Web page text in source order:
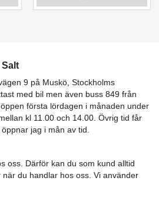
9 på Muskö, Stockholms
med bil men även buss 849 från
första lördagen i månaden under
kl 11.00 och 14.00. Övrig tid får
jag i mån av tid.
oss. Därför kan du som kund alltid
du handlar hos oss. Vi använder